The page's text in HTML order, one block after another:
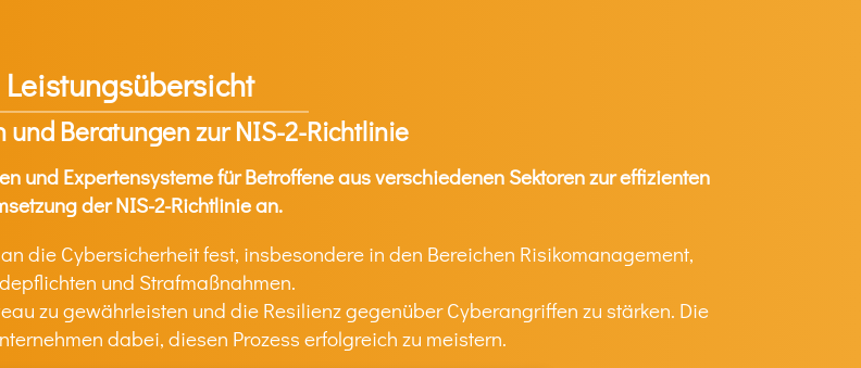
Leistungsübersicht
und Beratungen zur NIS-2-Richtlinie
und Expertensysteme für Betroffene aus verschiedenen Sektoren zur effizienten
der NIS-2-Richtlinie an.
die Cybersicherheit fest, insbesondere in den Bereichen Risikomanagement,
und Strafmaßnahmen.
zu gewährleisten und die Resilienz gegenüber Cyberangriffen zu stärken. Die
dabei, diesen Prozess erfolgreich zu meistern.